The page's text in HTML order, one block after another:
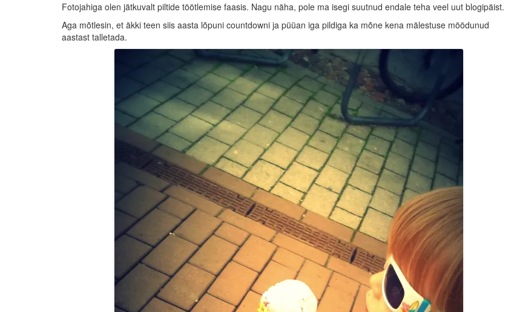
Fotojahiga olen jätkuvalt piltide töötlemise faasis. Nagu näha, pole ma isegi suutnud endale teha veel uut blogipäist.
Aga mõtlesin, et äkki teen siis aasta lõpuni countdowni ja püüan iga pildiga ka mõne kena mälestuse möödunud
aastast talletada.